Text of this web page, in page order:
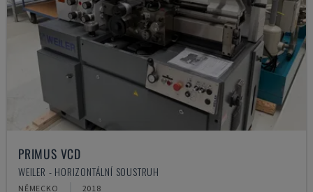
PRIMUS VCD
WEILER - HORIZONTÁLNÍ SOUSTRUH
NĚMECKO 2018